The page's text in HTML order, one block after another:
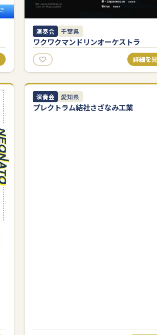
演奏会 千葉県
ワクワクマンドリンオーケストラ
詳細を
9月
12
演奏会 愛知県
プレクトラム結社さざなみ工業